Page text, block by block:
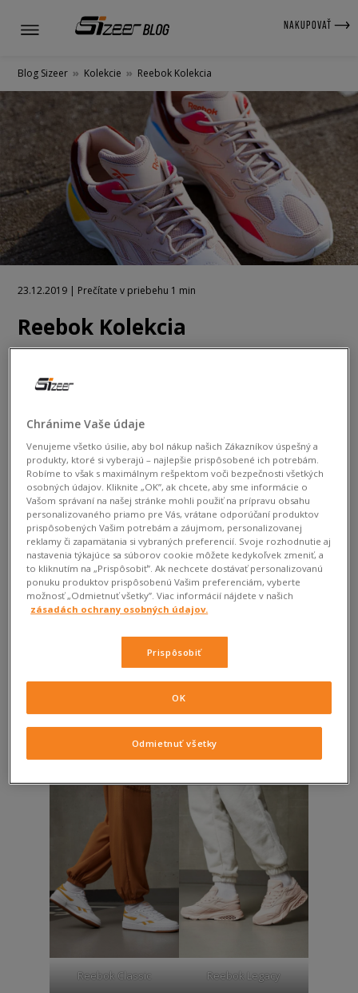
NAKUPOVAŤ
Blog Sizeer » Kolekcie » Reebok Kolekcia
23.12.2019 | Prečítate v priebehu 1 min
Reebok Kolekcia
Reebok Classic
Leather
Reebok Club C
Reebok Classic Reebok Legacy
Chránime Vaše údaje
Venujeme všetko úsilie, aby bol nákup našich Zákazníkov úspešný a
produkty, ktoré si vyberajú – najlepšie prispôsobené ich potrebám.
Robíme to však s maximálnym rešpektom voči bezpečnosti všetkých
osobných údajov. Kliknite „OK”, ak chcete, aby sme informácie o
Vašom správaní na našej stránke mohli použiť na prípravu obsahu
personalizovaného priamo pre Vás, vrátane odporúčaní produktov
prispôsobených Vašim potrebám a záujmom, personalizovanej
reklamy či zapamätania si vybraných preferencií. Svoje rozhodnutie aj
nastavenia týkajúce sa súborov cookie môžete kedykoľvek zmeniť, a
to kliknutím na „Prispôsobiť”. Ak nechcete dostávať personalizovanú
ponuku produktov prispôsobenú Vašim preferenciám, vyberte
možnosť „Odmietnuť všetky”. Viac informácií nájdete v našich
zásadách ochrany osobných údajov.
Prispôsobiť
Odmietnuť všetky
OK